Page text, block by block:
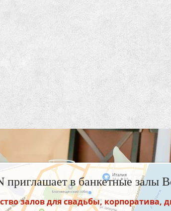
приглашает в банкетные залы
залов для свадьбы, корпоратива,